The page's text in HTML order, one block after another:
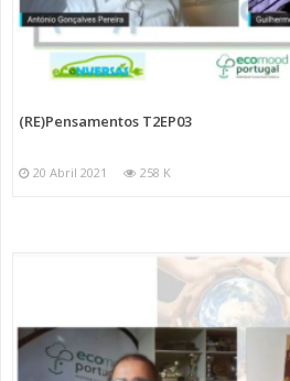
(RE)Pensamentos T2EP03
20 Abril 2021 258 K